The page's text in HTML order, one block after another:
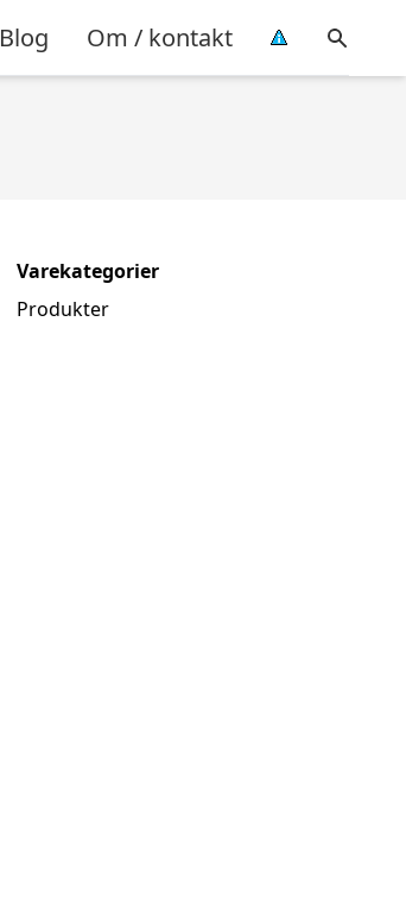
Blog Om / kontakt
Varekategorier
Produkter